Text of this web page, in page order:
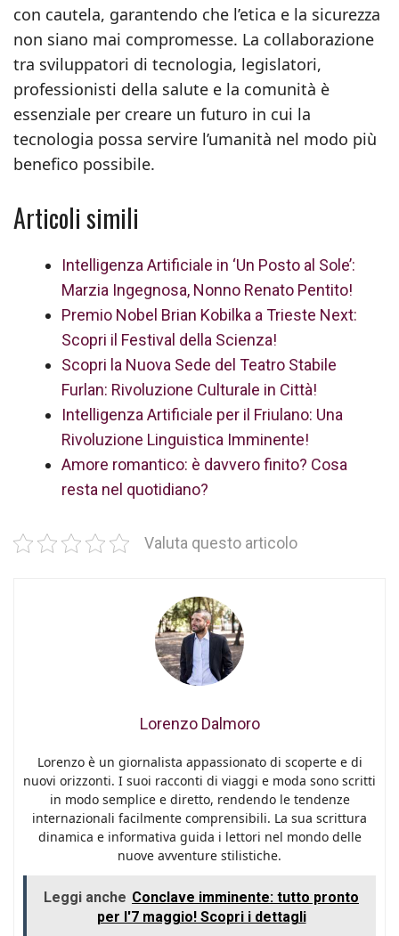
con cautela, garantendo che l’etica e la sicurezza
non siano mai compromesse. La collaborazione
tra sviluppatori di tecnologia, legislatori,
professionisti della salute e la comunità è
essenziale per creare un futuro in cui la
tecnologia possa servire l’umanità nel modo più
benefico possibile.
Articoli simili
Intelligenza Artificiale in ‘Un Posto al Sole’:
Marzia Ingegnosa, Nonno Renato Pentito!
Premio Nobel Brian Kobilka a Trieste Next:
Scopri il Festival della Scienza!
Scopri la Nuova Sede del Teatro Stabile
Furlan: Rivoluzione Culturale in Città!
Intelligenza Artificiale per il Friulano: Una
Rivoluzione Linguistica Imminente!
Amore romantico: è davvero finito? Cosa
resta nel quotidiano?
Valuta questo articolo
Lorenzo Dalmoro
Lorenzo è un giornalista appassionato di scoperte e di
nuovi orizzonti. I suoi racconti di viaggi e moda sono scritti
in modo semplice e diretto, rendendo le tendenze
internazionali facilmente comprensibili. La sua scrittura
dinamica e informativa guida i lettori nel mondo delle
nuove avventure stilistiche.
Leggi anche Conclave imminente: tutto pronto
per l'7 maggio! Scopri i dettagli